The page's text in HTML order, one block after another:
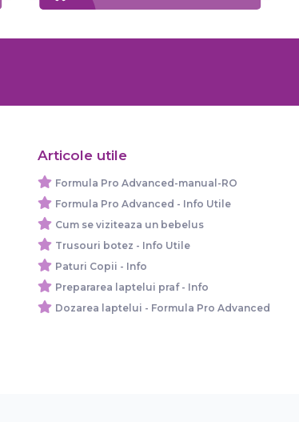
Articole utile
Formula Pro Advanced-manual-RO
Formula Pro Advanced - Info Utile
Cum se viziteaza un bebelus
Trusouri botez - Info Utile
Paturi Copii - Info
Prepararea laptelui praf - Info
Dozarea laptelui - Formula Pro Advanced